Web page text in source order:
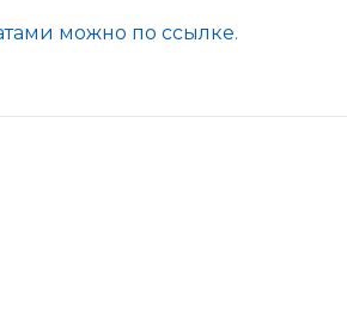
можно по ссылке.